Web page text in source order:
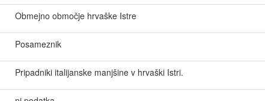
Obmejno območje hrvaške Istre
Posameznik
Pripadniki italijanske manjšine v hrvaški Istri.